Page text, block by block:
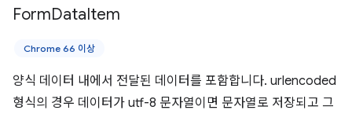
FormDataItem
Chrome 66 이상
양식 데이터 내에서 전달된 데이터를 포함합니다. urlencoded
형식의 경우 데이터가 utf-8 문자열이면 문자열로 저장되고 그